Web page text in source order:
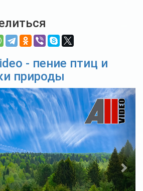
- пение птиц и
природы